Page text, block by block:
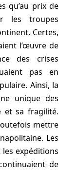
qu’au prix de
les troupes
Certes,
l’œuvre de
des crises
pas en
Ainsi, la
unique des
et sa fragilité.
mettre
Les
expéditions
de